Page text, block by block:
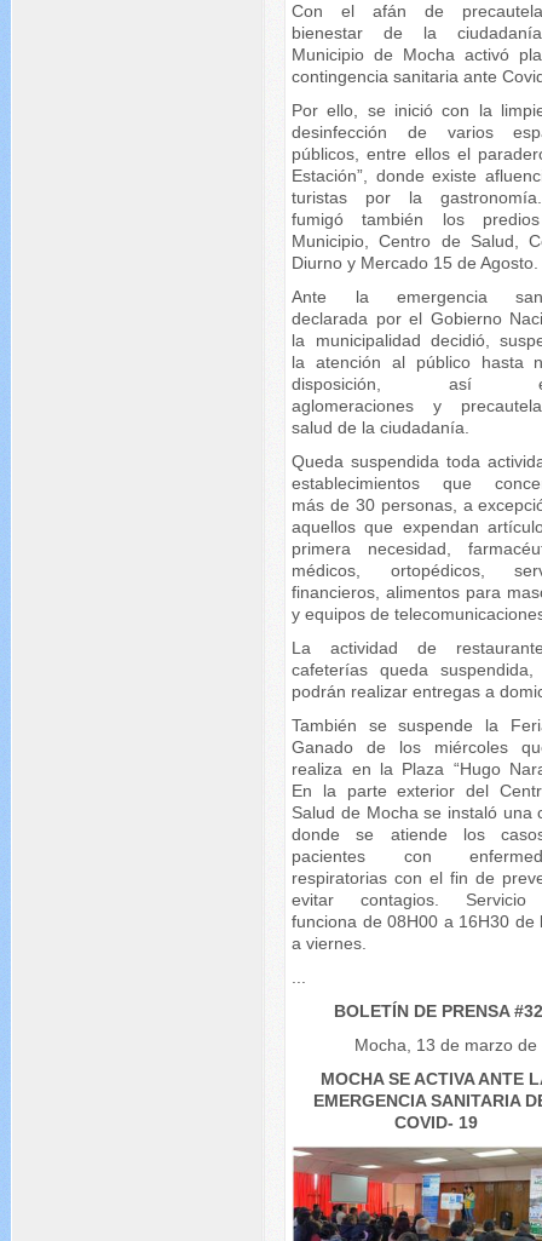
Con el afán de
bienestar de la
Municipio de Mocha activó
contingencia sanitaria ante
Por ello, se inició con la
desinfección de varios
públicos, entre ellos el
Estación”, donde existe
turistas por la
fumigó también los
Municipio, Centro de Salud,
Diurno y Mercado 15 de Agosto.
Ante la emergencia
declarada por el Gobierno
la municipalidad decidió,
la atención al público hasta
disposición, así
aglomeraciones y
salud de la ciudadanía.
Queda suspendida toda
establecimientos que
más de 30 personas, a
aquellos que expendan
primera necesidad,
médicos, ortopédicos,
financieros, alimentos para
y equipos de
La actividad de
cafeterías queda suspendida,
podrán realizar entregas a
También se suspende la
Ganado de los miércoles
realiza en la Plaza “Hugo
En la parte exterior del
Salud de Mocha se instaló una
donde se atiende los
pacientes con
respiratorias con el fin de
evitar contagios. Servicio
funciona de 08H00 a 16H30 de
a viernes.
BOLETÍN DE PRENSA
Mocha, 13 de marzo de
MOCHA SE ACTIVA ANTE
EMERGENCIA SANITARIA
COVID- 19